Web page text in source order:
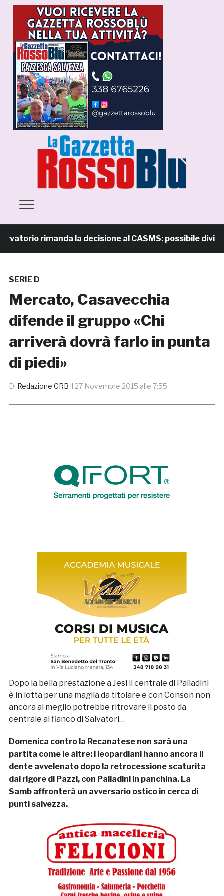
rimanda la decisione al CASMS: possibile divieto
SERIE D
Mercato, Casavecchia
difende il gruppo «Chi
arriverà dovrà farlo in punta
di piedi»
Di Redazione GRB il 27 Novembre 2015 alle 7:55
Dopo la bella prestazione a Jesi il centrale di Palladini
è in lotta per una maglia da titolare e con Conson non
ancora al meglio potrebbe ritrovare il posto da
centrale al fianco di Salvatori…
Domenica contro la Recanatese non sarà una
partita come le altre: i leopardiani hanno ancora il
dente avvelenato dopo la retrocessione scaturita
dal rigore di Pazzi, con Palladini in panchina. La
Samb affronterà un avversario ostico in cerca di
punti salvezza.